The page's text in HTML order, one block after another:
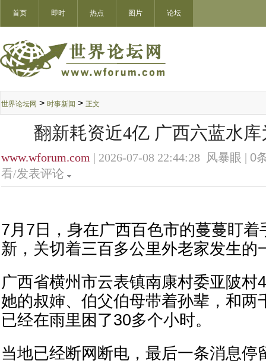
首页 即时 热点 图片 论坛
世界论坛网 > 时事新闻 > 正文
翻新耗资近4亿 广西六蓝水
www.wforum.com | 2026-07-08 22:44:28 风暴眼 | 0
看/发表评论
7月7日，身在广西百色市的蔓蔓盯着
新，关切着三百多公里外老家发生的
广西省横州市云表镇南康村委亚陂村
她的叔婶、伯父伯母带着孙辈，和两
已经在雨里困了30多个小时。
当地已经断网断电，最后一条消息停